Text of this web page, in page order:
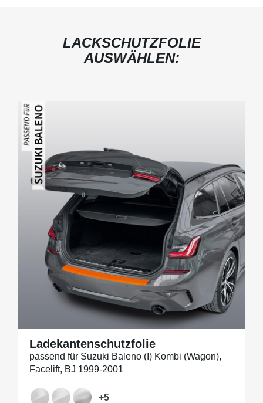
LACKSCHUTZFOLIE
AUSWÄHLEN:
Ladekantenschutzfolie
passend für Suzuki Baleno (I) Kombi (Wagon),
Facelift, BJ 1999-2001
+5